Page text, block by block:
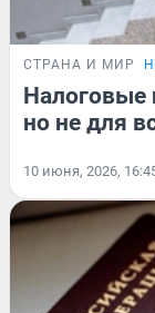
СТРАНА И МИР
Налоговые
но не для
10 июня, 2026,